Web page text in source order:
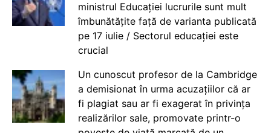
ministrul Educației lucrurile sunt mult
îmbunătățite față de varianta publicată
pe 17 iulie / Sectorul educației este
crucial
Un cunoscut profesor de la Cambridge
a demisionat în urma acuzațiilor că ar
fi plagiat sau ar fi exagerat în privința
realizărilor sale, promovate printr-o